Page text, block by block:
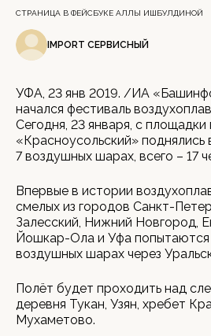
СТРАНИЦА В ФЕЙСБУКЕ АЛЛЫ ИШБУЛДИНОЙ
IMPORT СЕРВИСНЫЙ
УФА, 23 янв 2019. /ИА
начался фестиваль
Сегодня, 23 января, с
«Красноусольский» поднялись
7 воздушных шарах, всего – 17
Впервые в истории
смелых из городов Санкт-
Залесский, Нижний Новгород,
Йошкар-Ола и Уфа попытаются
воздушных шарах через
Полёт будет проходить над
деревня Тукан, Узян, хребет
Мухаметово.